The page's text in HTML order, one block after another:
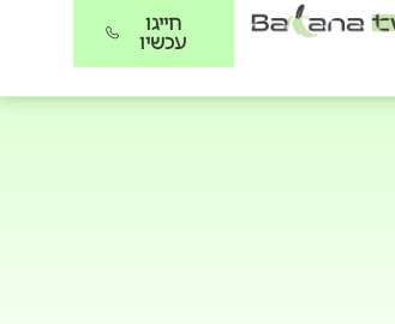
חייגו
עכשיו